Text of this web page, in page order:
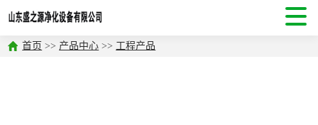
首页 >> 产品中心 >> 工程产品